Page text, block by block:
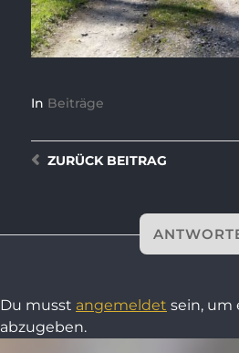
In Beiträge
ZURÜCKBEITRAG
Du musst angemeldet sein, um
abzugeben.